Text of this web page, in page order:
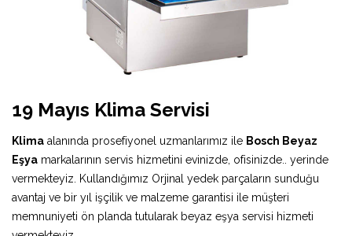
19 Mayıs Klima Servisi
Klima alanında prosefiyonel uzmanlarımız ile Bosch Beyaz
Eşya markalarının servis hizmetini evinizde, ofisinizde.. yerinde
vermekteyiz. Kullandığımız Orjinal yedek parçaların sunduğu
avantaj ve bir yıl işçilik ve malzeme garantisi ile müşteri
memnuniyeti ön planda tutularak beyaz eşya servisi hizmeti